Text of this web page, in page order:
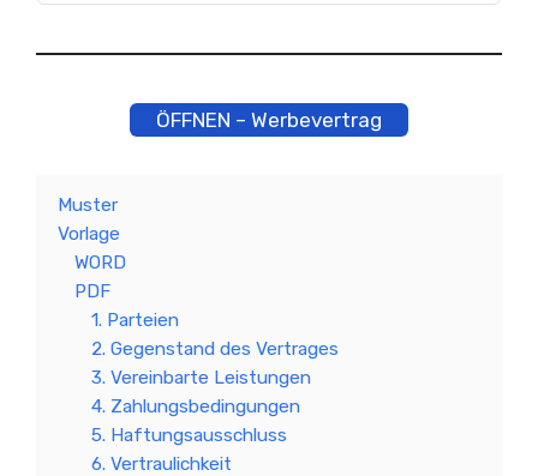
ÖFFNEN – Werbevertrag
Muster
Vorlage
WORD
PDF
1. Parteien
2. Gegenstand des Vertrages
3. Vereinbarte Leistungen
4. Zahlungsbedingungen
5. Haftungsausschluss
6. Vertraulichkeit